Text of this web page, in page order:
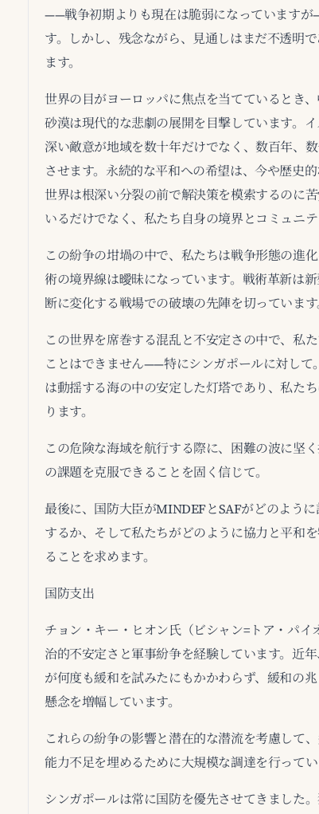
——戦争初期よりも現在は脆弱になっています
す。しかし、残念ながら、見通しはまだ不透明
ます。
世界の目がヨーロッパに焦点を当てているとき
砂漠は現代的な悲劇の展開を目撃しています。
深い敵意が地域を数十年だけでなく、数百年、
させます。永続的な平和への希望は、今や歴史
世界は根深い分裂の前で解決策を模索するのに
いるだけでなく、私たち自身の境界とコミュニテ
この紛争の坩堝の中で、私たちは戦争形態の進
術の境界線は曖昧になっています。戦術革新は
断に変化する戦場での破壊の先陣を切っています
この世界を席巻する混乱と不安定さの中で、私
ことはできません——特にシンガポールに対し
は動揺する海の中の安定した灯塔であり、私た
ります。
この危険な海域を航行する際に、困難の波に坚
の課題を克服できることを固く信じて。
最後に、国防大臣がMINDEFとSAFがどのよう
するか、そして私たちがどのように協力と平和
ることを求めます。
国防支出
チョン・キー・ヒオン氏（ビシャン=トア・パ
治的不安定さと軍事紛争を経験しています。近
が何度も緩和を試みたにもかかわらず、緩和の
懸念を増幅しています。
これらの紛争の影響と潜在的な潜流を考慮して
能力不足を埋めるために大規模な調達を行ってい
シンガポールは常に国防を優先させてきました